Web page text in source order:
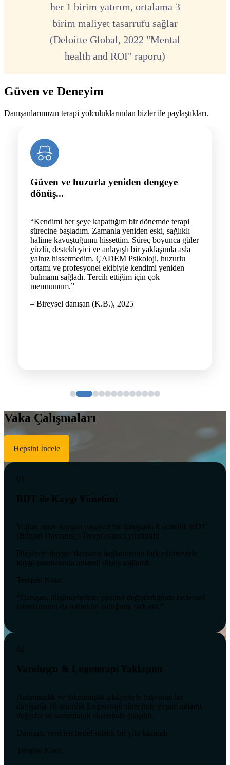
her 1 birim yatırım, ortalama 3
birim maliyet tasarrufu sağlar
(Deloitte Global, 2022 "Mental
health and ROI" raporu)
Güven ve Deneyim
Danışanlarımızın terapi yolculuklarından bizler ile paylaştıkları.
Güven ve huzurla yeniden dengeye
dönüş...
“Kendimi her şeye kapattığım bir dönemde terapi
sürecine başladım. Zamanla yeniden eski, sağlıklı
halime kavuştuğumu hissettim. Süreç boyunca güler
yüzlü, destekleyici ve anlayışlı bir yaklaşımla asla
yalnız hissetmedim. ÇADEM Psikoloji, huzurlu
ortamı ve profesyonel ekibiyle kendimi yeniden
bulmamı sağladı. Tercih ettiğim için çok
memnunum.”
– Bireysel danışan (K.B.), 2025
Vaka Çalışmaları
Hepsini İncele
01
BDT ile Kaygı Yönetimi
Yoğun sınav kaygısı yaşayan bir danışanla 8 seanslık BDT
(Bilişsel Davranışçı Terapi) süreci yürütüldü.
Düşünce–duygu–davranış bağlantısının fark edilmesiyle
kaygı puanlarında anlamlı düşüş sağlandı.
Terapist Notu:
“Danışan, düşüncelerinin yönünü değiştirdiğinde bedensel
rahatlamanın da mümkün olduğunu fark etti.”
02
Varoluşçu & Logoterapi Yaklaşımı
Anlamsızlık ve tükenmişlik şikâyetiyle başvuran bir
danışanla 10 seanslık Logoterapi sürecinde yaşam anlamı,
değerler ve sorumluluk ekseninde çalışıldı.
Danışan, yeniden hedef odaklı bir yön kazandı.
Terapist Notu: